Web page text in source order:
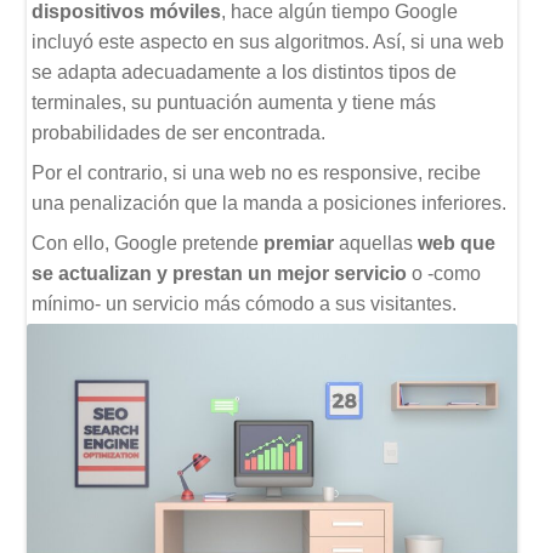
dispositivos móviles, hace algún tiempo Google
incluyó este aspecto en sus algoritmos. Así, si una web
se adapta adecuadamente a los distintos tipos de
terminales, su puntuación aumenta y tiene más
probabilidades de ser encontrada.
Por el contrario, si una web no es responsive, recibe
una penalización que la manda a posiciones inferiores.
Con ello, Google pretende premiar aquellasweb que
se actualizan y prestan un mejor servicio o -como
mínimo- un servicio más cómodo a sus visitantes.